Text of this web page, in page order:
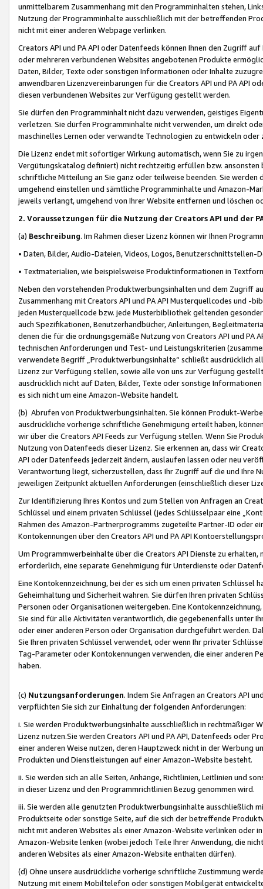
unmittelbarem Zusammenhang mit den Programminhalten stehen,
Nutzung der Programminhalte ausschließlich mit der betreffenden
nicht mit einer anderen Webpage verlinken.
Creators API und PA API oder Datenfeeds können Ihnen den Zugriff
oder mehreren verbundenen Websites angebotenen Produkte
Daten, Bilder, Texte oder sonstigen Informationen oder Inhalte
anwendbaren Lizenzvereinbarungen für die Creators API und PA API
diesen verbundenen Websites zur Verfügung gestellt werden.
Sie dürfen den Programminhalt nicht dazu verwenden, geistiges
verletzen. Sie dürfen Programminhalte nicht verwenden, um direkt
maschinelles Lernen oder verwandte Technologien zu entwickeln
Die Lizenz endet mit sofortiger Wirkung automatisch, wenn Sie zu
Vergütungskatalog definiert) nicht rechtzeitig erfüllen bzw. ansonsten
schriftliche Mitteilung an Sie ganz oder teilweise beenden. Sie werden
umgehend einstellen und sämtliche Programminhalte und Amazon-
jeweils verlangt, umgehend von Ihrer Website entfernen und löschen
2. Voraussetzungen für die Nutzung der Creators API und der
(a) Beschreibung. Im Rahmen dieser Lizenz können wir Ihnen
• Daten, Bilder, Audio-Dateien, Videos, Logos, Benutzerschnittstellen-
• Textmaterialien, wie beispielsweise Produktinformationen in
Neben den vorstehenden Produktwerbungsinhalten und dem Zugriff
Zusammenhang mit Creators API und PA API Musterquellcodes und
jeden Musterquellcode bzw. jede Musterbibliothek geltenden
auch Spezifikationen, Benutzerhandbücher, Anleitungen,
denen die für die ordnungsgemäße Nutzung von Creators API und PA
technischen Anforderungen und Test- und Leistungskriterien
verwendete Begriff „Produktwerbungsinhalte“ schließt ausdrücklich
Lizenz zur Verfügung stellen, sowie alle von uns zur Verfügung
ausdrücklich nicht auf Daten, Bilder, Texte oder sonstige
es sich nicht um eine Amazon-Website handelt.
(b) Abrufen von Produktwerbungsinhalten. Sie können Produkt-
ausdrückliche vorherige schriftliche Genehmigung erteilt haben,
wir über die Creators API Feeds zur Verfügung stellen. Wenn Sie
Nutzung von Datenfeeds dieser Lizenz. Sie erkennen an, dass wir
API oder Datenfeeds jederzeit ändern, auslaufen lassen oder neu
Verantwortung liegt, sicherzustellen, dass Ihr Zugriff auf die und Ihre
jeweiligen Zeitpunkt aktuellen Anforderungen (einschließlich dieser
Zur Identifizierung Ihres Kontos und zum Stellen von Anfragen an
Schlüssel und einem privaten Schlüssel (jedes Schlüsselpaar eine
Rahmen des Amazon-Partnerprogramms zugeteilte Partner-ID oder
Kontokennungen über den Creators API und PA API
Um Programmwerbeinhalte über die Creators API Dienste zu
erforderlich, eine separate Genehmigung für Unterdienste oder
Eine Kontokennzeichnung, bei der es sich um einen privaten
Geheimhaltung und Sicherheit wahren. Sie dürfen Ihren privaten
Personen oder Organisationen weitergeben. Eine
Sie sind für alle Aktivitäten verantwortlich, die gegebenenfalls unter
oder einer anderen Person oder Organisation durchgeführt werden.
Sie Ihren privaten Schlüssel verwendet, oder wenn Ihr privater
Tag-Parameter oder Kontokennungen verwenden, die einer anderen
haben.
(c) Nutzungsanforderungen. Indem Sie Anfragen an Creators API
verpflichten Sie sich zur Einhaltung der folgenden Anforderungen:
i. Sie werden Produktwerbungsinhalte ausschließlich in rechtmäßiger
Lizenz nutzen.Sie werden Creators API und PA API, Datenfeeds oder
einer anderen Weise nutzen, deren Hauptzweck nicht in der Werbung
Produkten und Dienstleistungen auf einer Amazon-Website besteht.
ii. Sie werden sich an alle Seiten, Anhänge, Richtlinien, Leitlinien und
in dieser Lizenz und den Programmrichtlinien Bezug genommen wird.
iii. Sie werden alle genutzten Produktwerbungsinhalte ausschließlich
Produktseite oder sonstige Seite, auf die sich der betreffende
nicht mit anderen Websites als einer Amazon-Website verlinken oder
Amazon-Website lenken (wobei jedoch Teile Ihrer Anwendung, die
anderen Websites als einer Amazon-Website enthalten dürfen).
(d) Ohne unsere ausdrückliche vorherige schriftliche Zustimmung
Nutzung mit einem Mobiltelefon oder sonstigen Mobilgerät